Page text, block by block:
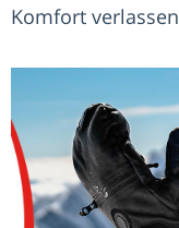
Komfort verlassen